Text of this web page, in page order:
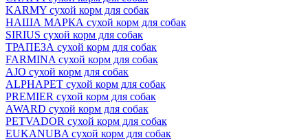
KARMY сухой корм для собак
НАША МАРКА сухой корм для собак
SIRIUS сухой корм для собак
ТРАПЕЗА сухой корм для собак
FARMINA сухой корм для собак
AJO сухой корм для собак
ALPHAPET сухой корм для собак
PREMIER сухой корм для собак
AWARD сухой корм для собак
PETVADOR сухой корм для собак
EUKANUBA сухой корм для собак